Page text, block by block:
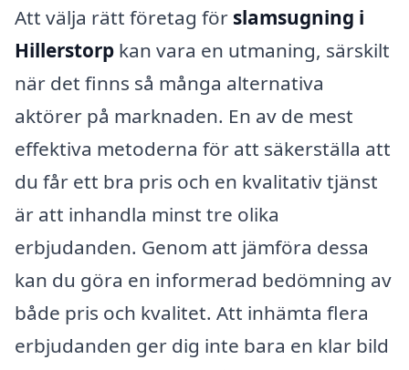
Att välja rätt företag för slamsugning i
Hillerstorp kan vara en utmaning, särskilt
när det finns så många alternativa
aktörer på marknaden. En av de mest
effektiva metoderna för att säkerställa att
du får ett bra pris och en kvalitativ tjänst
är att inhandla minst tre olika
erbjudanden. Genom att jämföra dessa
kan du göra en informerad bedömning av
både pris och kvalitet. Att inhämta flera
erbjudanden ger dig inte bara en klar bild